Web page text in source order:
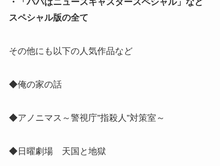
・「パパはニュースキャスタースペシャル」など
スペシャル版の全て
その他にも以下の人気作品など
◆俺の家の話
◆アノニマス～警視庁”指殺人”対策室～
◆日曜劇場 天国と地獄